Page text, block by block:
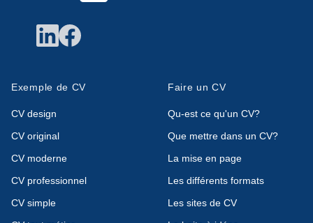
Exemple de CV
CV design
CV original
CV moderne
CV professionnel
CV simple
Faire un CV
Qu-est ce qu'un CV?
Que mettre dans un CV?
La mise en page
Les différents formats
Les sites de CV